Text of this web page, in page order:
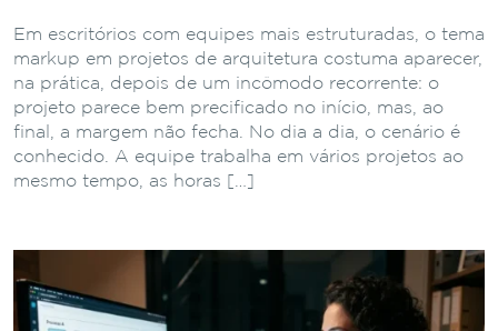
Em escritórios com equipes mais estruturadas, o tema
markup em projetos de arquitetura costuma aparecer,
na prática, depois de um incômodo recorrente: o
projeto parece bem precificado no início, mas, ao
final, a margem não fecha. No dia a dia, o cenário é
conhecido. A equipe trabalha em vários projetos ao
mesmo tempo, as horas […]